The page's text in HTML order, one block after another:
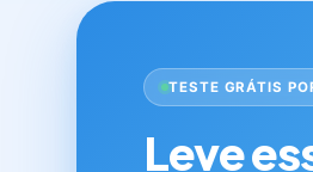
TESTE GRÁTIS
Leve